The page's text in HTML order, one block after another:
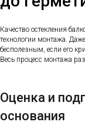
Качество остекления
технологии монтажа.
бесполезным, если его
Весь процесс монтажа
Оценка и
основания